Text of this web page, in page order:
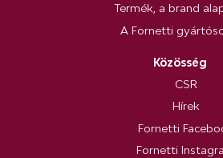
Termék, a brand
A Fornetti
Közösség
CSR
Hírek
Fornetti
Fornetti